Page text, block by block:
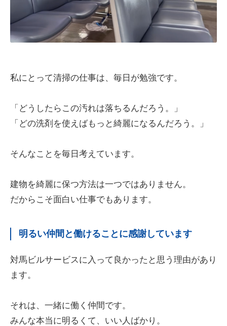
私にとって清掃の仕事は、毎日が勉強です。
「どうしたらこの汚れは落ちるんだろう。」
「どの洗剤を使えばもっと綺麗になるんだろう。」
そんなことを毎日考えています。
建物を綺麗に保つ方法は一つではありません。
だからこそ面白い仕事でもあります。
明るい仲間と働けることに感謝しています
対馬ビルサービスに入って良かったと思う理由があり
ます。
それは、一緒に働く仲間です。
みんな本当に明るくて、いい人ばかり。